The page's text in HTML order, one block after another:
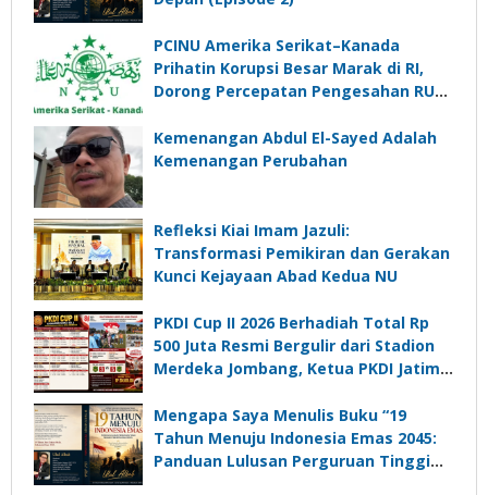
PCINU Amerika Serikat–Kanada
Prihatin Korupsi Besar Marak di RI,
Dorong Percepatan Pengesahan RUU
Kemenangan Abdul El-Sayed Adalah
Kemenangan Perubahan
Refleksi Kiai Imam Jazuli:
Transformasi Pemikiran dan Gerakan
Kunci Kejayaan Abad Kedua NU
PKDI Cup II 2026 Berhadiah Total Rp
500 Juta Resmi Bergulir dari Stadion
Merdeka Jombang, Ketua PKDI Jatim:
Komunikasi Kades untuk Memajukan
Desa
Mengapa Saya Menulis Buku “19
Tahun Menuju Indonesia Emas 2045:
Panduan Lulusan Perguruan Tinggi